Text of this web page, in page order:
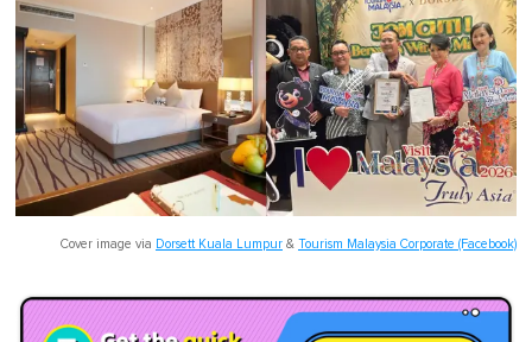
Cover image via Dorsett Kuala Lumpur & Tourism Malaysia Corporate (Facebook)